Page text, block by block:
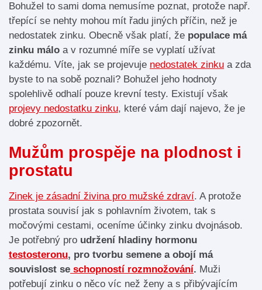
Bohužel to sami doma nemusíme poznat, protože např.
třepící se nehty mohou mít řadu jiných příčin, než je
nedostatek zinku. Obecně však platí, že populace má
zinku málo a v rozumné míře se vyplatí užívat
každému. Víte, jak se projevuje nedostatek zinku a zda
byste to na sobě poznali? Bohužel jeho hodnoty
spolehlivě odhalí pouze krevní testy. Existují však
projevy nedostatku zinku, které vám dají najevo, že je
dobré zpozornět.
Mužům prospěje na plodnost i
prostatu
Zinek je zásadní živina pro mužské zdraví. A protože
prostata souvisí jak s pohlavním životem, tak s
močovými cestami, oceníme účinky zinku dvojnásob.
Je potřebný pro udržení hladiny hormonu
testosteronu, pro tvorbu semene a obojí má
souvislost se schopností rozmnožování. Muži
potřebují zinku o něco víc než ženy a s přibývajícím